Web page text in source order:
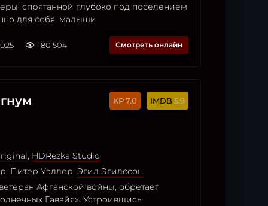
спрятанной глубоко под поселением
для себя, малыши
80 504 Смотреть онлайн
7.0 5.9
, HDRezka Studio
, Питер Уэллер, Эгил Эгилссон
Афганской войны, обретает
Гавайях. Устроившись